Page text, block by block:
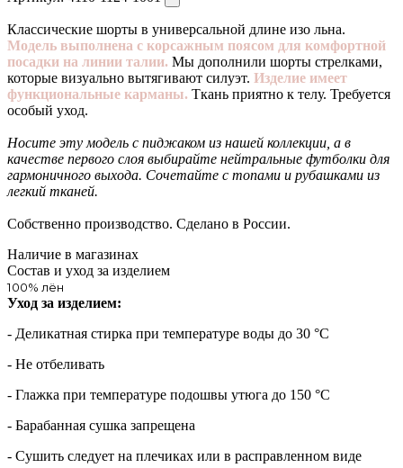
Классические шорты в универсальной длине изо льна.
Модель выполнена с корсажным поясом для комфортной
посадки на линии талии. Мы дополнили шорты стрелками,
которые визуально вытягивают силуэт. Изделие имеет
функциональные карманы. Ткань приятно к телу. Требуется
особый уход.
Носите эту модель с пиджаком из нашей коллекции, а в
качестве первого слоя выбирайте нейтральные футболки для
гармоничного выхода. Сочетайте с топами и рубашками из
легкий тканей.
Собственно производство. Сделано в России.
Наличие в магазинах
Состав и уход за изделием
100% лён
Уход за изделием:
- Деликатная стирка при температуре воды до 30 °C
- Не отбеливать
- Глажка при температуре подошвы утюга до 150 °C
- Барабанная сушка запрещена
- Сушить следует на плечиках или в расправленном виде